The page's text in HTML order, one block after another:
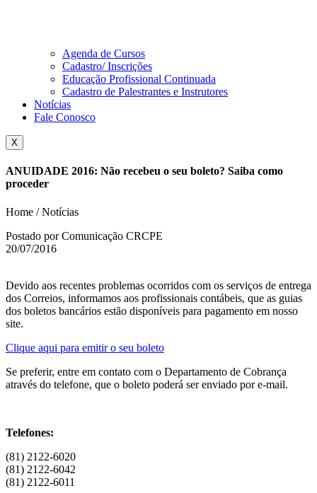
Agenda de Cursos
Cadastro/ Inscrições
Educação Profissional Continuada
Cadastro de Palestrantes e Instrutores
Notícias
Fale Conosco
X
ANUIDADE 2016: Não recebeu o seu boleto? Saiba como
proceder
Home / Notícias
Postado por Comunicação CRCPE
20/07/2016
Devido aos recentes problemas ocorridos com os serviços de entrega
dos Correios, informamos aos profissionais contábeis, que as guias
dos boletos bancários estão disponíveis para pagamento em nosso
site.
Clique aqui para emitir o seu boleto
Se preferir, entre em contato com o Departamento de Cobrança
através do telefone, que o boleto poderá ser enviado por e-mail.
Telefones:
(81) 2122-6020
(81) 2122-6042
(81) 2122-6011